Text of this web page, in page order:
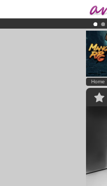
Home